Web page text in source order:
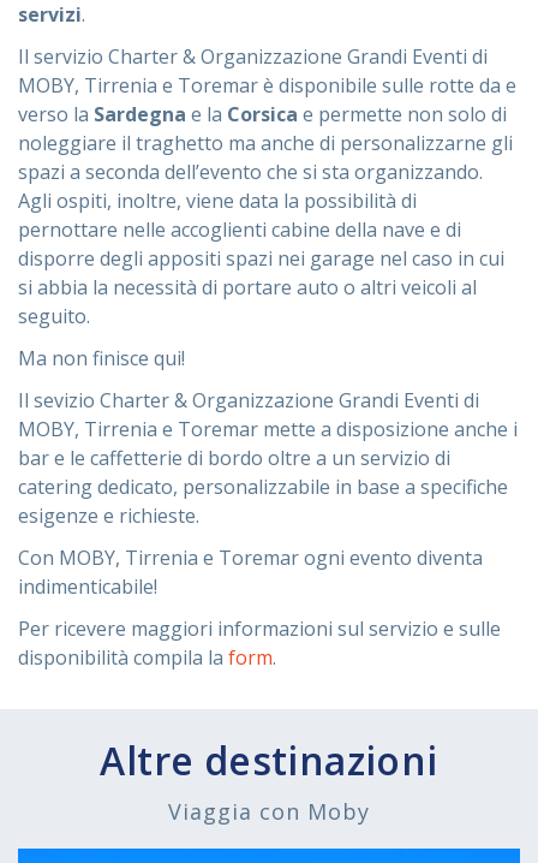
servizi.
Il servizio Charter & Organizzazione Grandi Eventi di
MOBY, Tirrenia e Toremar è disponibile sulle rotte da e
verso la Sardegna e la Corsica e permette non solo di
noleggiare il traghetto ma anche di personalizzarne gli
spazi a seconda dell’evento che si sta organizzando.
Agli ospiti, inoltre, viene data la possibilità di
pernottare nelle accoglienti cabine della nave e di
disporre degli appositi spazi nei garage nel caso in cui
si abbia la necessità di portare auto o altri veicoli al
seguito.
Ma non finisce qui!
Il sevizio Charter & Organizzazione Grandi Eventi di
MOBY, Tirrenia e Toremar mette a disposizione anche i
bar e le caffetterie di bordo oltre a un servizio di
catering dedicato, personalizzabile in base a specifiche
esigenze e richieste.
Con MOBY, Tirrenia e Toremar ogni evento diventa
indimenticabile!
Per ricevere maggiori informazioni sul servizio e sulle
disponibilità compila la form.
Altre destinazioni
Viaggia con Moby